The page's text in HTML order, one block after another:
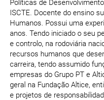
Políticas de
ISCTE. Docente do ensino
Humanos. Possui uma
anos. Tendo iniciado o seu
e controlo, na rodoviária
recursos humanos que
carreira, tendo assumido
empresas do Grupo PT e
geral na Fundação Altice,
e projetos de